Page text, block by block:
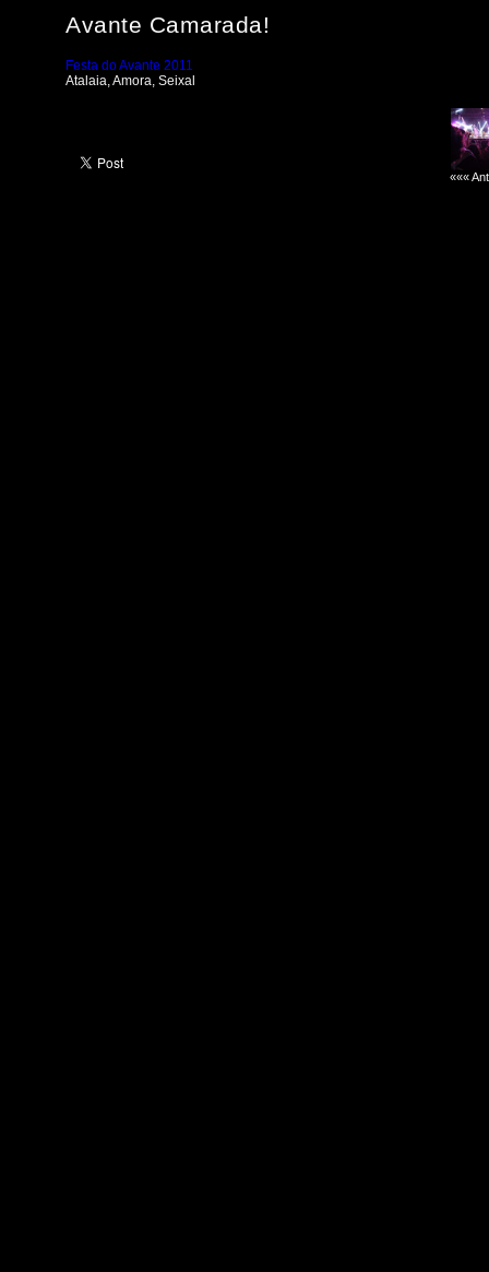
Avante Camarada!
Festa do Avante 2011
Atalaia, Amora, Seixal
«««